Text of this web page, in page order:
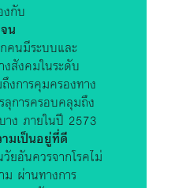
งกับ
น
คนมีระบบและ
งสังคมในระดับ
งการคุมครองทาง
การครอบคลุมถึง
าง ภายในปี 2573
มเป็นอยู่ที่ดี
ยอันควรจากโรคไม่
ผ่านทางการ